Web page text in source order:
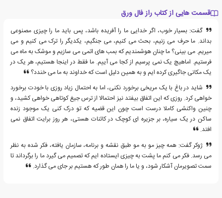
قسمت هایی از کتاب راز فال ورق
گفت: بسیار خوب، اگر خدایی ما را آفریده باشد، پس باید ما را چیزی مصنوعی
بداند. ما حرف می زنیم، بحث می کنیم، می جنگیم، یکدیگر را ترک می کنیم و می
میریم. می بینی؟ ما چنان هوشمندیم که بمب های اتمی می سازیم و موشک به ماه می
فرستیم. اماهیچ یک نمی پرسیم از کجا می آییم. ما فقط در اینجا هستیم، هر یک در
یک مکانی جاگیری کرده ایم و به همین دلیل است که خداوند به ما می خندد؟
شاید در باغ با یک مریخی برخورد نکنی، اما به احتمال زیاد روزی با خودت برخورد
خواهی کرد. روزی که این اتفاق بیفتد نیز احتمالا از ترس جیغ کوتاهی خواهی کشید، و
چنین واکنشی کاملا درست است چون این قضیه که تو درک کنی یک موجود زنده
ساکن در یک سیاره، بر جزیره ای کوچک در کائنات هستی، هر روز برایت اتفاق نمی
افتد.
ژوکر گفت: همه چیز مو به مو طبق نقشه و برنامه، سازمان یافته، فکر شده به نظر
می رسد. فکر می کنم ما پشت به چیزی ایستاده ایم که تصمیم می گیرد ما را برگرداند تا
سمت تصویرمان آشکار شود، و یا ما را همان طور که هستیم بر جای می گذارد.